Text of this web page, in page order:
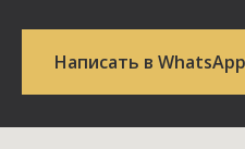
Написать в WhatsApp